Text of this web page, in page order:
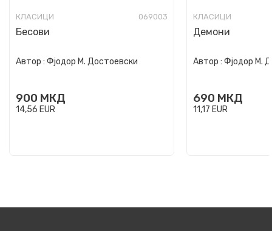
КЛАСИЦИ 069003
Бесови
Автор : Фјодор М. Достоевски
900 МКД
14,56 EUR
КЛАСИЦИ
Демони
Автор : Фјодор М.
690 МКД
11,17 EUR